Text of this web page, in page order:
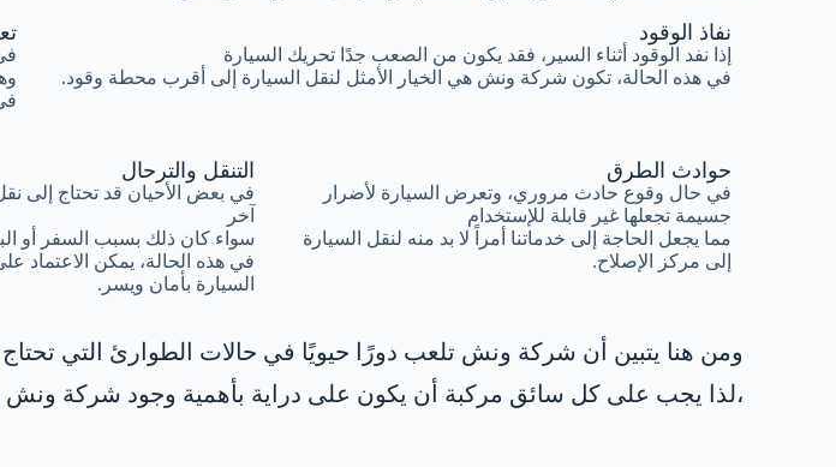
نفاذ الوقود
إذا نفد الوقود أثناء السير، فقد يكون من الصعب جدًا تحريك السيارة
في هذه الحالة، تكون شركة ونش هي الخيار الأمثل لنقل السيارة إلى أقرب محطة وقود.
التنقل والترحال
في بعض الأحيان قد تحتاج إلى
آخر
سواء كان ذلك بسبب السفر أو
في هذه الحالة، يمكن الاعتماد
السيارة بأمان ويسر.
حوادث الطرق
في حال وقوع حادث مروري، وتعرض السيارة لأضرار
جسيمة تجعلها غير قابلة للإستخدام
مما يجعل الحاجة إلى خدماتنا أمراً لا بد منه لنقل السيارة
إلى مركز الإصلاح.
ومن هنا يتبين أن شركة ونش تلعب دورًا حيويًا في حالات الطوارئ التي
،لذا يجب على كل سائق مركبة أن يكون على دراية بأهمية وجود شركة ونش